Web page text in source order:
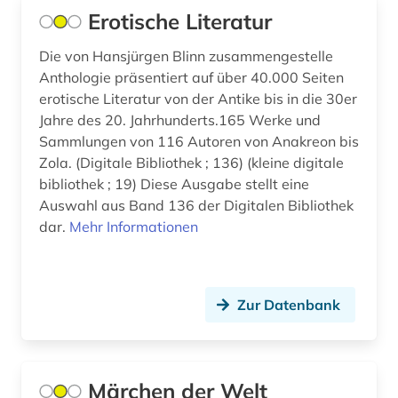
Erotische Literatur
Die von Hansjürgen Blinn zusammengestelle
Anthologie präsentiert auf über 40.000 Seiten
erotische Literatur von der Antike bis in die 30er
Jahre des 20. Jahrhunderts.165 Werke und
Sammlungen von 116 Autoren von Anakreon bis
Zola. (Digitale Bibliothek ; 136) (kleine digitale
bibliothek ; 19) Diese Ausgabe stellt eine
Auswahl aus Band 136 der Digitalen Bibliothek
dar. Mehr Informationen
Zur Datenbank
Märchen der Welt